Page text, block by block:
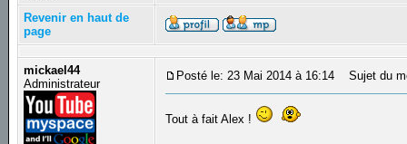
Revenir en haut de
page
mickael44
Administrateur
Posté le: 23 Mai 2014 à 16:14 Sujet du
Tout à fait Alex !